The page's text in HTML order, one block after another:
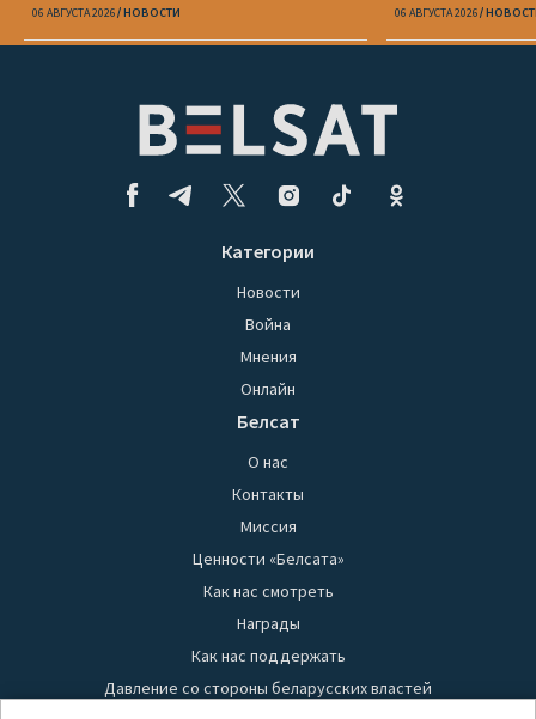
06 АВГУСТА 2026 НОВОСТИ 06 АВГУСТА 2026
Категории
Новости
Война
Мнения
Онлайн
Белсат
О нас
Контакты
Миссия
Ценности «Белсата»
Как нас смотреть
Награды
Как нас поддержать
Давление со стороны беларусских властей